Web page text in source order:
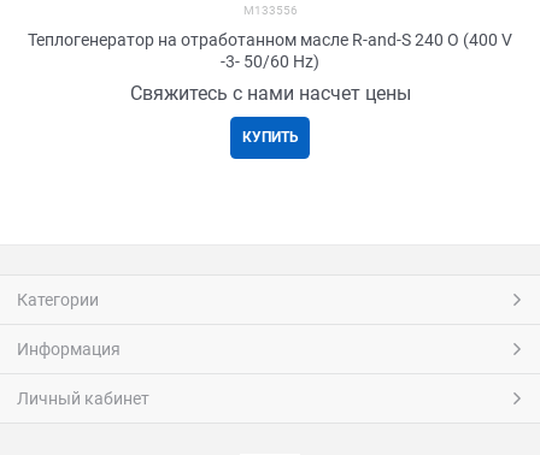
M133556
Теплогенератор на отработанном масле R-and-S 240 О (400 V
-3- 50/60 Hz)
Свяжитесь с нами насчет цены
КУПИТЬ
Категории
Информация
Личный кабинет